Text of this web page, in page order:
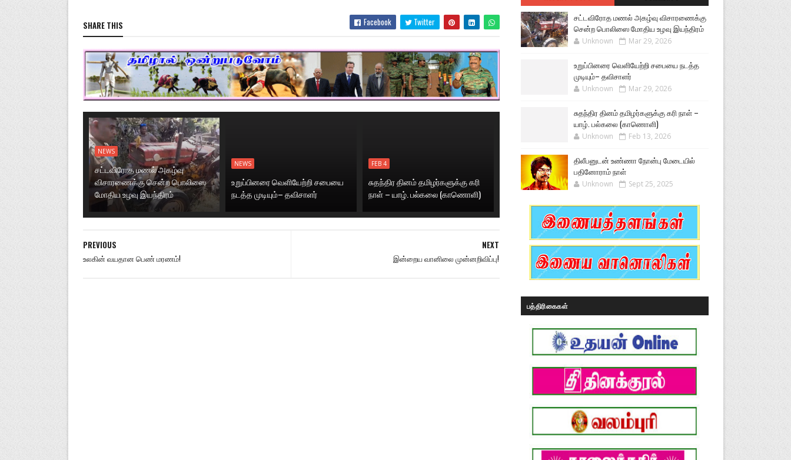
SHARE THIS Facebook Twitter
NEWS
சட்டவிரோத மணல் அகழ்வு
விசாரணைக்கு சென்ற பொலிஸை
மோதிய உழவு இயந்திரம்
NEWS
உறுப்பினரை வெளியேற்றி சபையை
நடத்த முடியும்– தவிசாளர்
FEB 4
சுதந்திர தினம் தமிழர்களுக்கு கரி
நாள் – யாழ். பல்கலை (காணொளி)
NEXT
இன்றைய வானிலை முன்னறிவிப்பு!
PREVIOUS
உலகின் வயதான பெண் மரணம்!
சட்டவிரோத மணல் அகழ்வு விசாரணைக்கு
சென்ற பொலிஸை மோதிய உழவு இயந்திரம்
Unknown Mar 29, 2026
உறுப்பினரை வெளியேற்றி சபையை நடத்த
முடியும்– தவிசாளர்
Unknown Mar 29, 2026
சுதந்திர தினம் தமிழர்களுக்கு கரி நாள் –
யாழ். பல்கலை (காணொளி)
Unknown Feb 13, 2026
திலீபனுடன் உண்ணா நோன்பு மேடையில்
பதினோராம் நாள்
Unknown Sept 25, 2025
பத்திரிகைகள்